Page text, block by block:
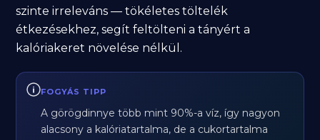
szinte irreleváns — tökéletes töltelék
étkezésekhez, segít feltölteni a tányért a
kalóriakeret növelése nélkül.
FOGYÁS TIPP
A görögdinnye több mint 90%-a víz, így nagyon
alacsony a kalóriatartalma, de a cukortartalma